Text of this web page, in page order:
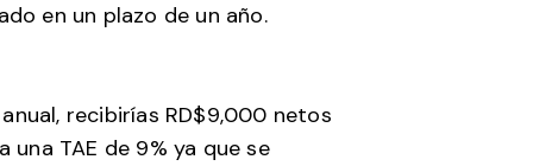
en un plazo de un año.
recibirías RD$9,000 netos
una TAE de 9% ya que se